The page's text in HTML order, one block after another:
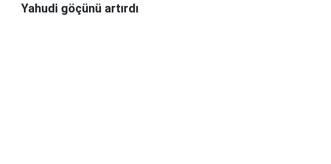
Yahudi göçünü artırdı